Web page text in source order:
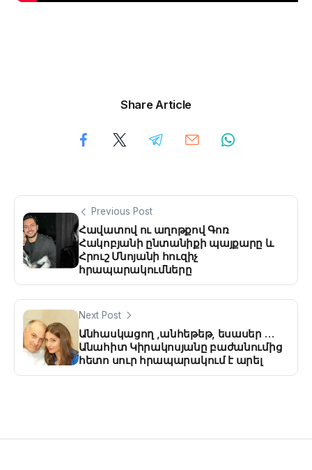
Share Article
Previous Post
Հավատով ու աղոթքով Գոռ
Հակոբյանի ընտանիքի պայքարը և
Հրուշ Մնոյանի հուզիչ
հրապարակումները
Next Post
Անհասկացող ,անհեթեթ, եսասեր …
Անահիտ Կիրակոսյանը բաժանումից
հետո սուր հրապարակում է արել